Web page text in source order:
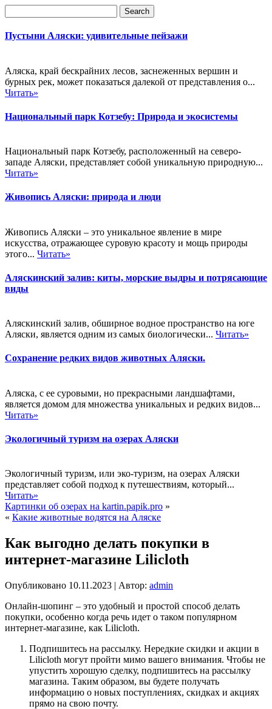
Пустыни Аляски: удивительные пейзажи
Аляска, край бескрайних лесов, заснеженных вершин и
бурных рек, может показаться далекой от представления о...
Читать»
Национальный парк Котзебу: Природа и экосистемы
Национальный парк Котзебу, расположенный на северо-
западе Аляски, представляет собой уникальную природную...
Читать»
Живопись Аляски: природа и люди
Живопись Аляски – это уникальное явление в мире
искусства, отражающее суровую красоту и мощь природы
этого... Читать»
Аляскинский залив: киты, морские выдры и потрясающие
виды
Аляскинский залив, обширное водное пространство на юге
Аляски, является одним из самых биологически... Читать»
Сохранение редких видов животных Аляски.
Аляска, с ее суровыми, но прекрасными ландшафтами,
является домом для множества уникальных и редких видов...
Читать»
Экологичный туризм на озерах Аляски
Экологичный туризм, или эко-туризм, на озерах Аляски
представляет собой подход к путешествиям, который...
Читать»
Картинки об озерах на kartin.papik.pro »
« Какие животные водятся на Аляске
Как выгодно делать покупки в
интернет-магазине Lilicloth
Опубликовано 10.11.2023 | Автор: admin
Онлайн-шопинг – это удобный и простой способ делать
покупки, особенно когда речь идет о таком популярном
интернет-магазине, как Lilicloth.
Подпишитесь на рассылку. Нередкие скидки и акции в
Lilicloth могут пройти мимо вашего внимания. Чтобы не
упустить хорошую сделку, подпишитесь на рассылку
магазина. Таким образом, вы будете получать
информацию о новых поступлениях, скидках и акциях
прямо на свою почту.